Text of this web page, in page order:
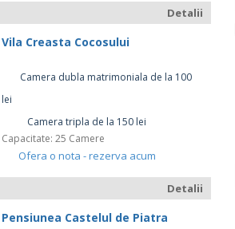
Detalii
Vila Creasta Cocosului
Camera dubla matrimoniala de la 100
lei
Camera tripla de la 150 lei
Capacitate: 25 Camere
Ofera o nota - rezerva acum
Detalii
Pensiunea Castelul de Piatra